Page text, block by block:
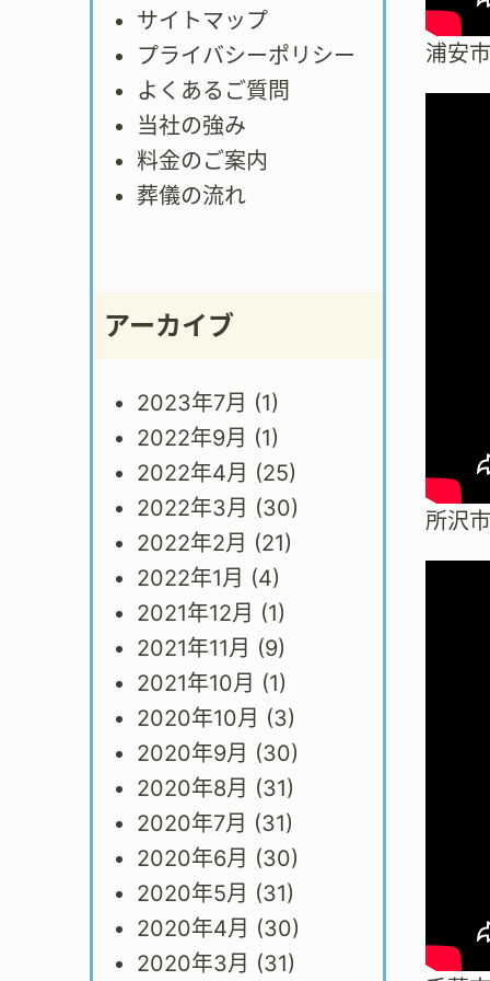
サイトマップ
プライバシーポリシー
よくあるご質問
当社の強み
料金のご案内
葬儀の流れ
アーカイブ
2023年7月 (1)
2022年9月 (1)
2022年4月 (25)
2022年3月 (30)
2022年2月 (21)
2022年1月 (4)
2021年12月 (1)
2021年11月 (9)
2021年10月 (1)
2020年10月 (3)
2020年9月 (30)
2020年8月 (31)
2020年7月 (31)
2020年6月 (30)
2020年5月 (31)
2020年4月 (30)
2020年3月 (31)
浦安
所沢